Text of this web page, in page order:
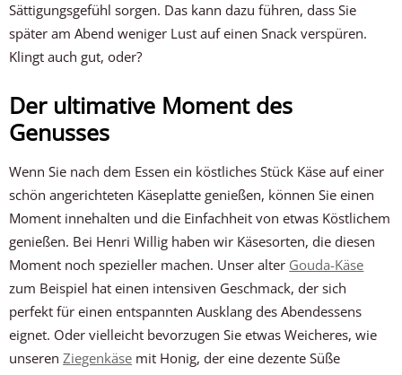
Sättigungsgefühl sorgen. Das kann dazu führen, dass Sie
später am Abend weniger Lust auf einen Snack verspüren.
Klingt auch gut, oder?
Der ultimative Moment des
Genusses
Wenn Sie nach dem Essen ein köstliches Stück Käse auf einer
schön angerichteten Käseplatte genießen, können Sie einen
Moment innehalten und die Einfachheit von etwas Köstlichem
genießen. Bei Henri Willig haben wir Käsesorten, die diesen
Moment noch spezieller machen. Unser alter Gouda-Käse
zum Beispiel hat einen intensiven Geschmack, der sich
perfekt für einen entspannten Ausklang des Abendessens
eignet. Oder vielleicht bevorzugen Sie etwas Weicheres, wie
unserenZiegenkäse mit Honig, der eine dezente Süße